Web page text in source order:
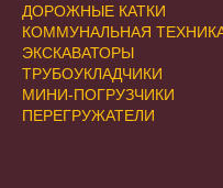
ДОРОЖНЫЕ КАТКИ
КОММУНАЛЬНАЯ
ЭКСКАВАТОРЫ
ТРУБОУКЛАДЧИКИ
МИНИ-ПОГРУЗЧИКИ
ПЕРЕГРУЖАТЕЛИ